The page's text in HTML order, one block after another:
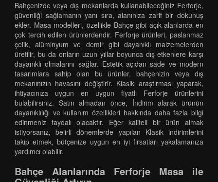
Bahçenizde veya dış mekanlarda kullanabileceğiniz Ferforje,
güvenliği sağlamanın yanı sıra, alanınıza zarif bir dokunuş
ekler. Masa modelleri, özellikle Bahçe gibi açık alanlarda en
çok tercih edilen ürünlerdendir. Ferforje ürünleri, paslanmaz
çelik, alüminyum ve demir gibi dayanıklı malzemelerden
üretilir, bu da onların uzun yıllar boyunca dış etkenlere karşı
dayanıklı olmalarını sağlar. Estetik açıdan sade ve modern
tasarımlara sahip olan bu ürünler, bahçenizin veya dış
mekanınızın havasını değiştirir. Klasik araştırması yaparak,
ihtiyacınıza uygun en uygun fiyatlı Ferforje ürünlerini
bulabilirsiniz. Satın almadan önce, İndirim alarak ürünün
dayanıklılığı ve kullanım özellikleri hakkında daha fazla bilgi
edinmeniz faydalı olacaktır. Eğer kaliteli bir ürün almak
istiyorsanız, belirli dönemlerde yapılan Klasik indirimlerini
takip etmek, bütçenize uygun en iyi fırsatları yakalamanıza
yardımcı olabilir.
Bahçe Alanlarında Ferforje Masa ile